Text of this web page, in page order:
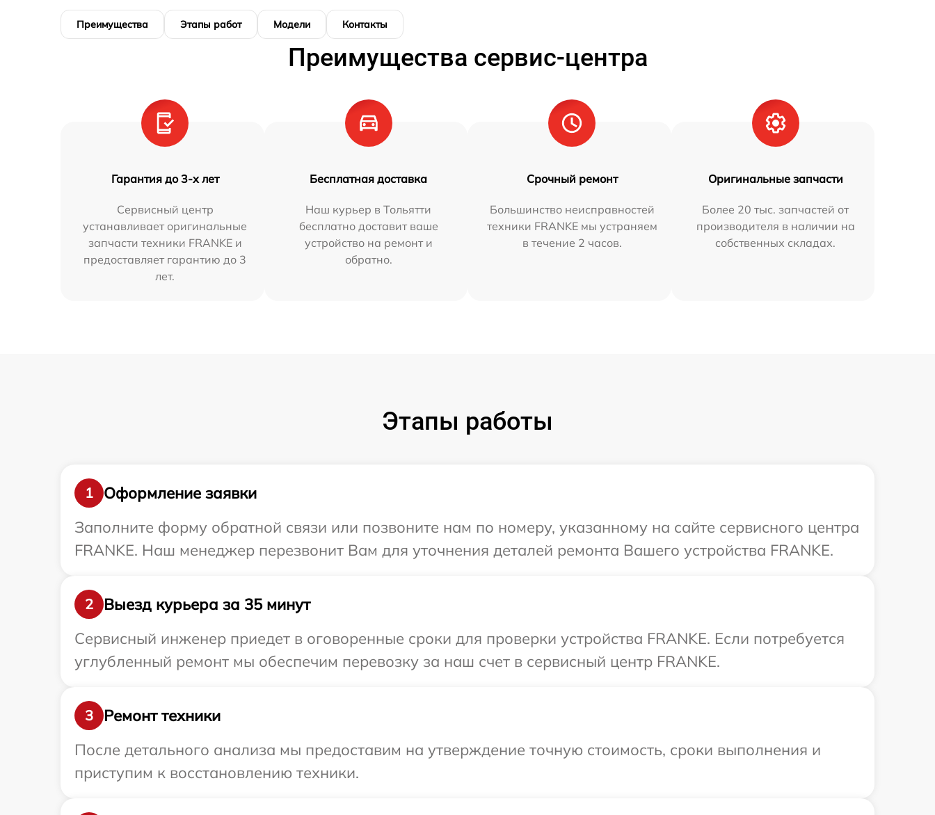
Преимущества Этапы работ Модели Контакты
Преимущества сервис-центра
Гарантия до 3-х лет
Сервисный центр
устанавливает оригинальные
запчасти техники FRANKE и
предоставляет гарантию до 3
лет.
Бесплатная доставка
Наш курьер в Тольятти
бесплатно доставит ваше
устройство на ремонт и
обратно.
Срочный ремонт
Большинство неисправностей
техники FRANKE мы устраняем
в течение 2 часов.
Оригинальные запчасти
Более 20 тыс. запчастей от
производителя в наличии на
собственных складах.
Этапы работы
1
Оформление заявки
Заполните форму обратной связи или позвоните нам по номеру, указанному на сайте сервисного центра
FRANKE. Наш менеджер перезвонит Вам для уточнения деталей ремонта Вашего устройства FRANKE.
2
Выезд курьера за 35 минут
Сервисный инженер приедет в оговоренные сроки для проверки устройства FRANKE. Если потребуется
углубленный ремонт мы обеспечим перевозку за наш счет в сервисный центр FRANKE.
3
Ремонт техники
После детального анализа мы предоставим на утверждение точную стоимость, сроки выполнения и
приступим к восстановлению техники.